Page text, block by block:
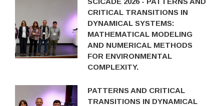
CRITICAL TRANSITIONS IN
DYNAMICAL SYSTEMS:
MATHEMATICAL MODELING
AND NUMERICAL METHODS
FOR ENVIRONMENTAL
COMPLEXITY.
PATTERNS AND CRITICAL
TRANSITIONS IN DYNAMICAL